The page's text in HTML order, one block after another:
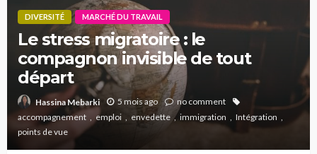
DIVERSITÉ MARCHÉ DU TRAVAIL
Le stress migratoire : le
compagnon invisible de tout
départ
Hassina Mebarki 5 mois ago
no comment
accompagnement
emploi envedette immigration
Intégration
points de vue